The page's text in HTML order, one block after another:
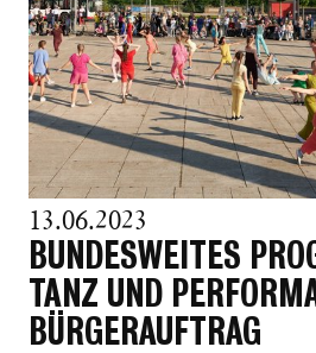
13.06.2023
BUNDESWEITES
TANZ UND
BÜRGERAUFTRAG